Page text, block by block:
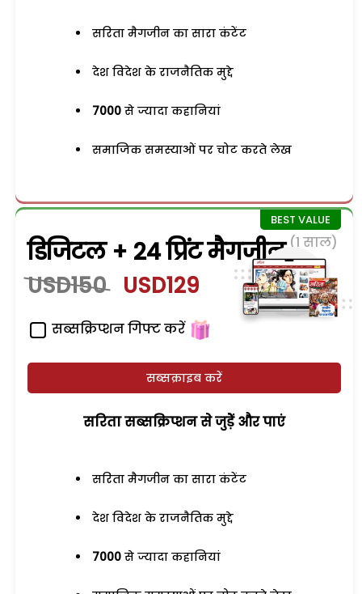
सरिता मैगजीन का सारा कंटेंट
देश विदेश के राजनैतिक मुद्दे
7000 से ज्यादा कहानियां
समाजिक समस्याओं पर चोट करते लेख
डिजिटल + 24 प्रिंट मैगजीन (1 साल)
USD150 USD129
सब्सक्रिप्शन गिफ्ट करें
सब्सक्राइब करें
सरिता सब्सक्रिप्शन से जुड़ेें और पाएं
सरिता मैगजीन का सारा कंटेंट
देश विदेश के राजनैतिक मुद्दे
7000 से ज्यादा कहानियां